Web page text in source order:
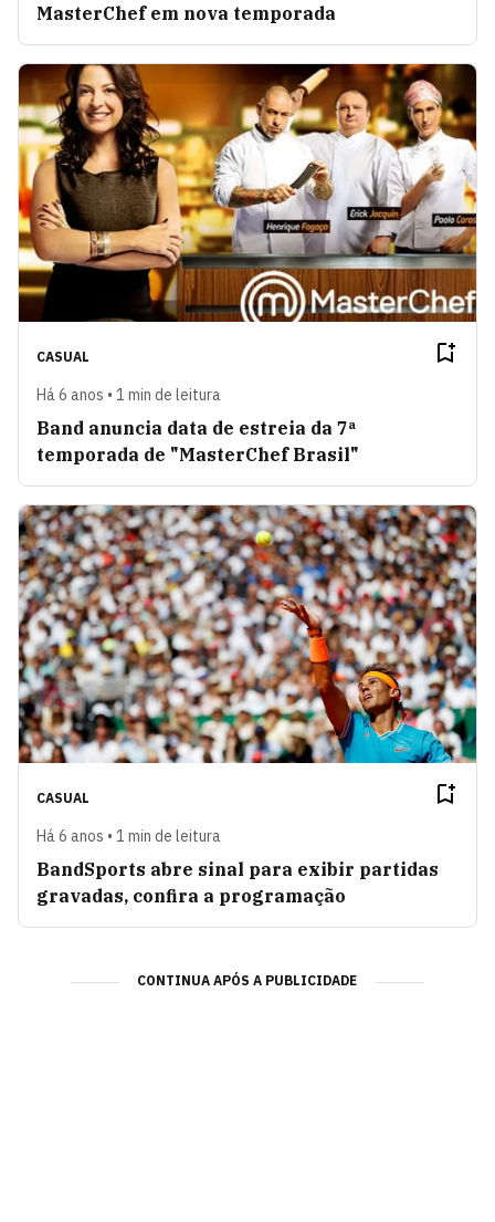
MasterChef em nova temporada
CASUAL
Há 6 anos • 1 min de leitura
Band anuncia data de estreia da 7ª
temporada de "MasterChef Brasil"
CASUAL
Há 6 anos • 1 min de leitura
BandSports abre sinal para exibir partidas
gravadas, confira a programação
CONTINUA APÓS A PUBLICIDADE